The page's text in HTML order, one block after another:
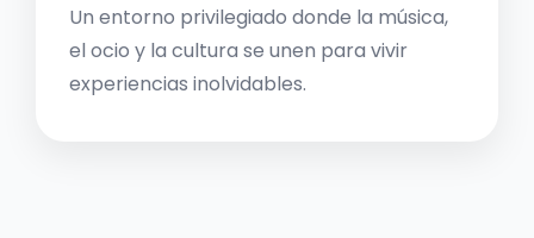
Un entorno privilegiado donde la música,
el ocio y la cultura se unen para vivir
experiencias inolvidables.